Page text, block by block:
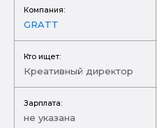
Компания:
GRATT
Кто ищет:
Креативный директор
Зарплата:
не указана